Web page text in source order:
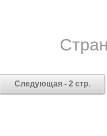
Следующая - 2 стр.